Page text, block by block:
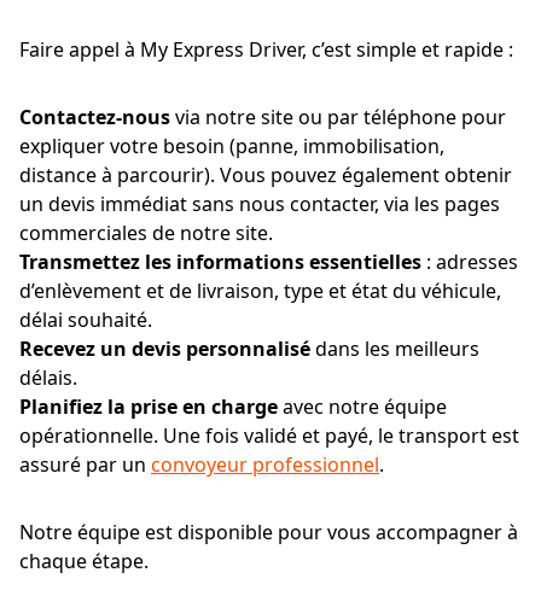
Faire appel à My Express Driver, c’est simple et rapide :
Contactez-nousvia notre site ou par téléphone pour
expliquer votre besoin (panne, immobilisation,
distance à parcourir). Vous pouvez également obtenir
un devis immédiat sans nous contacter, via les pages
commerciales de notre site.
Transmettez les informations essentielles : adresses
d’enlèvement et de livraison, type et état du véhicule,
délai souhaité.
Recevez un devis personnalisédans les meilleurs
délais.
Planifiez la prise en chargeavec notre équipe
opérationnelle. Une fois validé et payé, le transport est
assuré par un convoyeur professionnel.
Notre équipe est disponible pour vous accompagner à
chaque étape.